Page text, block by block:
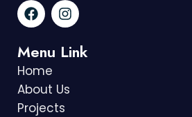
Menu Link
Home
About Us
Projects